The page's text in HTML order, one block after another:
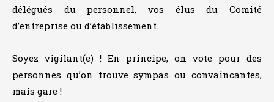
délégués du personnel, vos élus du Comité
d’entreprise ou d’établissement.
Soyez vigilant(e) ! En principe, on vote pour des
personnes qu’on trouve sympas ou convaincantes,
mais gare !